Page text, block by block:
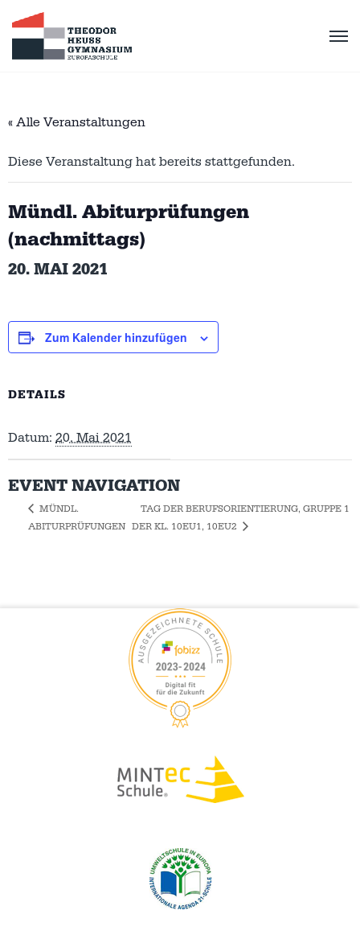
« Alle Veranstaltungen
Diese Veranstaltung hat bereits stattgefunden.
Mündl. Abiturprüfungen
(nachmittags)
20. MAI 2021
Zum Kalender hinzufügen
DETAILS
Datum: 20. Mai 2021
EVENT NAVIGATION
MÜNDL.
ABITURPRÜFUNGEN
TAG DER BERUFSORIENTIERUNG, GRUPPE 1
DER KL. 10EU1, 10EU2